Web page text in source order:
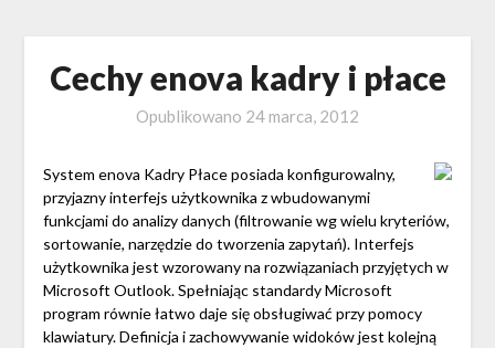
Cechy enova kadry i płace
Opublikowano 24 marca, 2012
System enova Kadry Płace posiada konfigurowalny,
przyjazny interfejs użytkownika z wbudowanymi
funkcjami do analizy danych (filtrowanie wg wielu kryteriów,
sortowanie, narzędzie do tworzenia zapytań). Interfejs
użytkownika jest wzorowany na rozwiązaniach przyjętych w
Microsoft Outlook. Spełniając standardy Microsoft
program równie łatwo daje się obsługiwać przy pomocy
klawiatury. Definicja i zachowywanie widoków jest kolejną